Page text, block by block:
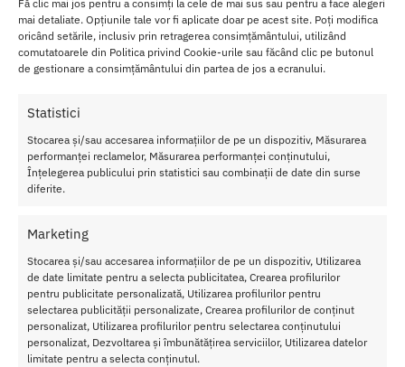
Fă clic mai jos pentru a consimți la cele de mai sus sau pentru a face alegeri
mai detaliate. Opțiunile tale vor fi aplicate doar pe acest site. Poți modifica
oricând setările, inclusiv prin retragerea consimțământului, utilizând
comutatoarele din Politica privind Cookie-urile sau făcând clic pe butonul
de gestionare a consimțământului din partea de jos a ecranului.
Statistici
Stocarea și/sau accesarea informațiilor de pe un dispozitiv, Măsurarea
performanței reclamelor, Măsurarea performanței conținutului,
Înțelegerea publicului prin statistici sau combinații de date din surse
diferite.
Marketing
Stocarea și/sau accesarea informațiilor de pe un dispozitiv, Utilizarea
de date limitate pentru a selecta publicitatea, Crearea profilurilor
pentru publicitate personalizată, Utilizarea profilurilor pentru
selectarea publicității personalizate, Crearea profilurilor de conținut
personalizat, Utilizarea profilurilor pentru selectarea conținutului
personalizat, Dezvoltarea și îmbunătățirea serviciilor, Utilizarea datelor
limitate pentru a selecta conținutul.
Datorita materialului din care este facut, e foarte usor de spalat si
intretinut.
Tot ce ai nevoie pentru o noapte de neuitat alaturi de iubitul tau.
lenjeria erotica de la
nevoie.
Caracterstici Catsuit Chilirose CR 4104
e–
Neg
ru
Mar
ime
–
S/M